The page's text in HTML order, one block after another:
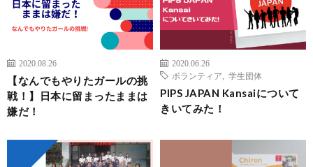
2020.08.26
【なんでもやりたガールの挑
戦！】日本に留まったままは
嫌だ！
2020.06.26
ボランティア
学生団体
PIPS JAPAN Kansaiについて
きいてみた！